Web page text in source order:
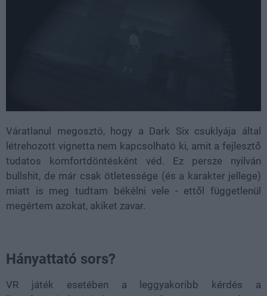
Váratlanul megosztó, hogy a Dark Six csuklyája által
létrehozott vignetta nem kapcsolható ki, amit a fejlesztő
tudatos komfortdöntésként véd. Ez persze nyilván
bullshit, de már csak ötletessége (és a karakter jellege)
miatt is meg tudtam békélni vele - ettől függetlenül
megértem azokat, akiket zavar.
Hányattató sors?
VR játék esetében a leggyakoribb kérdés a